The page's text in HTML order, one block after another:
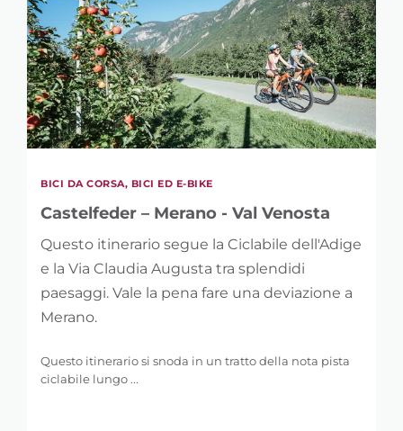
BICI DA CORSA, BICI ED E-BIKE
Castelfeder – Merano - Val Venosta
Questo itinerario segue la Ciclabile dell'Adige
e la Via Claudia Augusta tra splendidi
paesaggi. Vale la pena fare una deviazione a
Merano.
Questo itinerario si snoda in un tratto della nota pista
ciclabile lungo ...